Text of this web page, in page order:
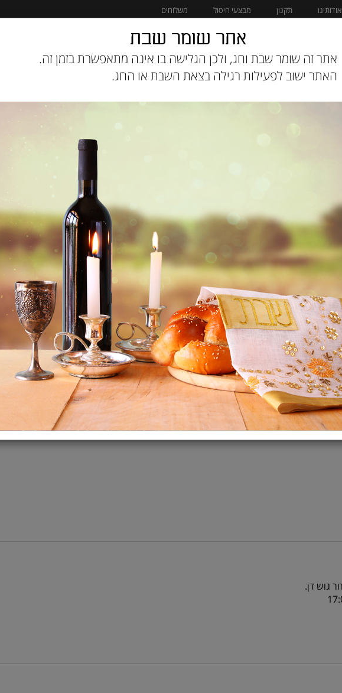
אודותינו תקנון מבצעי חיסול משלוחים
מוצרים לחתול מבצעי חיסול
כבש 17 ק"ג Acana אקאנה
64992570170
מחיר מבצע: ₪469
אזל המלאי
הודיעו לי כשחוזר למלאי
תיאור:
מחיר ל 100 גרם 2.75 ש"ח
אקאנה סינגל כבש עשיר בבשר כבש
הסדרה הייחודית המכילה מספר מצומצם
עבור כלבים בעלי רגישות תזונתית מכל
אקאנה סינגל כבש מכיל בשר כבש
תערובת מזינה של כבד, שומן ומח עצם
בתצורה הטבעית ומפחית את הצורך
אתר שומר שבת
אתר זה שומר שבת וחג, ולכן הגלישה בו אינה מתאפשרת בזמן זה.
האתר ישוב לפעילות רגילה בצאת השבת או החג.